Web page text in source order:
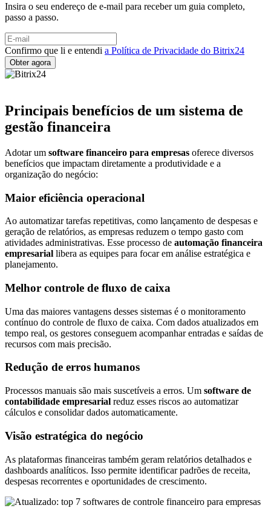
Insira o seu endereço de e-mail para receber um guia completo,
passo a passo.
Confirmo que li e entendi a Política de Privacidade do Bitrix24
Principais benefícios de um sistema de
gestão financeira
Adotar um software financeiro para empresas oferece diversos
benefícios que impactam diretamente a produtividade e a
organização do negócio:
Maior eficiência operacional
Ao automatizar tarefas repetitivas, como lançamento de despesas e
geração de relatórios, as empresas reduzem o tempo gasto com
atividades administrativas. Esse processo de automação financeira
empresarial libera as equipes para focar em análise estratégica e
planejamento.
Melhor controle de fluxo de caixa
Uma das maiores vantagens desses sistemas é o monitoramento
contínuo do controle de fluxo de caixa. Com dados atualizados em
tempo real, os gestores conseguem acompanhar entradas e saídas de
recursos com mais precisão.
Redução de erros humanos
Processos manuais são mais suscetíveis a erros. Um software de
contabilidade empresarial reduz esses riscos ao automatizar
cálculos e consolidar dados automaticamente.
Visão estratégica do negócio
As plataformas financeiras também geram relatórios detalhados e
dashboards analíticos. Isso permite identificar padrões de receita,
despesas recorrentes e oportunidades de crescimento.